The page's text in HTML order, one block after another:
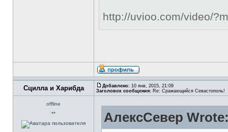
http://uvioo.com/video/
Сцилла и Харибда Добавлено: 10 янв, 2015, 21:09
Заголовок сообщения: Re: Сражающийся Севастополь!
offline
**
АлексСевер